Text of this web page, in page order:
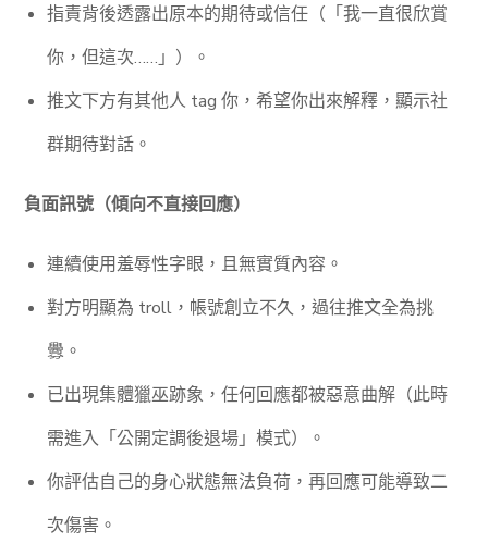
指責背後透露出原本的期待或信任（「我一直很欣賞
你，但這次……」）。
推文下方有其他人 tag 你，希望你出來解釋，顯示社
群期待對話。
負面訊號（傾向不直接回應）
連續使用羞辱性字眼，且無實質內容。
對方明顯為 troll，帳號創立不久，過往推文全為挑
釁。
已出現集體獵巫跡象，任何回應都被惡意曲解（此時
需進入「公開定調後退場」模式）。
你評估自己的身心狀態無法負荷，再回應可能導致二
次傷害。